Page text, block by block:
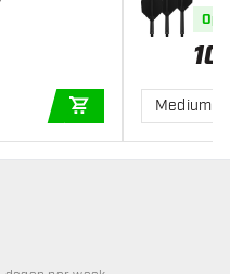
IN WINKELWAGEN
Op
10
Medium
niet beschikbaar